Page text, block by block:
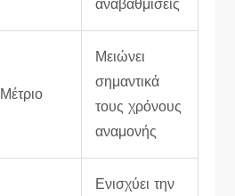
Μέτριο
Μειώνει
σημαντικά
τους χρόνους
αναμονής
Ενισχύει την